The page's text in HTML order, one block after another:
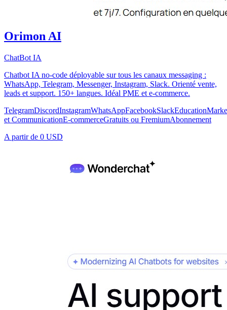
Orimon AI
ChatBot IA
Chatbot IA no-code déployable sur tous les canaux messaging :
WhatsApp, Telegram, Messenger, Instagram, Slack. Orienté vente,
leads et support. 150+ langues. Idéal PME et e-commerce.
TelegramDiscordInstagramWhatsAppFacebookSlackEducation
et CommunicationE-commerceGratuits ou FremiumAbonnement
A partir de 0 USD